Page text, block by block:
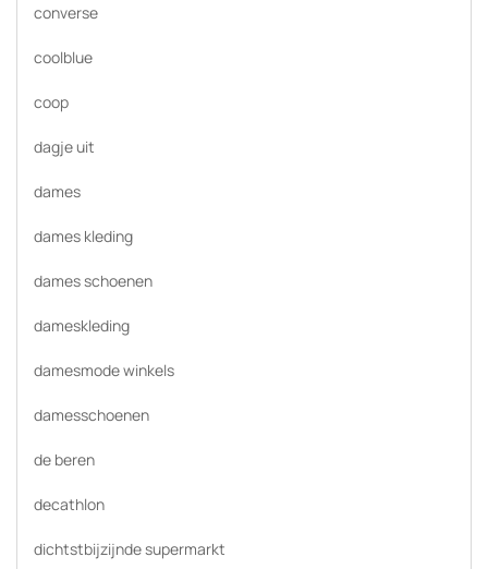
converse
coolblue
coop
dagje uit
dames
dames kleding
dames schoenen
dameskleding
damesmode winkels
damesschoenen
de beren
decathlon
dichtstbijzijnde supermarkt